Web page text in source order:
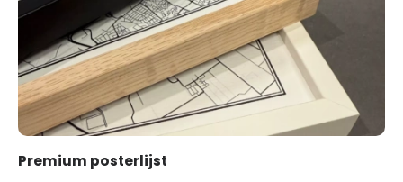
Posters
Premium posterlijst